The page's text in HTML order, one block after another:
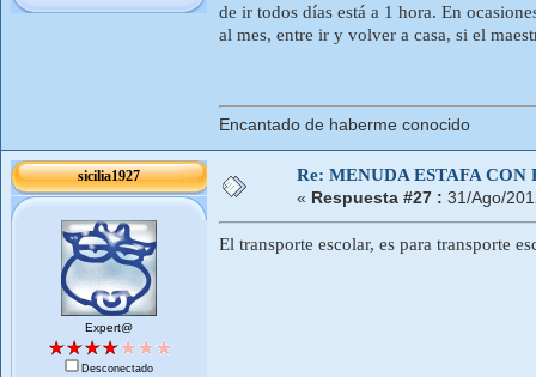
de ir todos días está a 1 hora. En
al mes, entre ir y volver a casa, si el
Encantado de haberme conocido
sicilia1927
Expert@
Desconectado
Re: MENUDA ESTAFA CON
« Respuesta #27 : 31/Ago/
El transporte escolar, es para transporte